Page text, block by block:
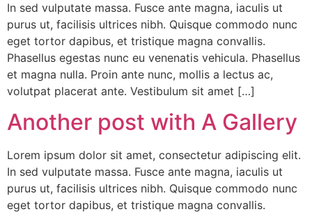
In sed vulputate massa. Fusce ante magna, iaculis ut
purus ut, facilisis ultrices nibh. Quisque commodo nunc
eget tortor dapibus, et tristique magna convallis.
Phasellus egestas nunc eu venenatis vehicula. Phasellus
et magna nulla. Proin ante nunc, mollis a lectus ac,
volutpat placerat ante. Vestibulum sit amet […]
Another post with A Gallery
Lorem ipsum dolor sit amet, consectetur adipiscing elit.
In sed vulputate massa. Fusce ante magna, iaculis ut
purus ut, facilisis ultrices nibh. Quisque commodo nunc
eget tortor dapibus, et tristique magna convallis.